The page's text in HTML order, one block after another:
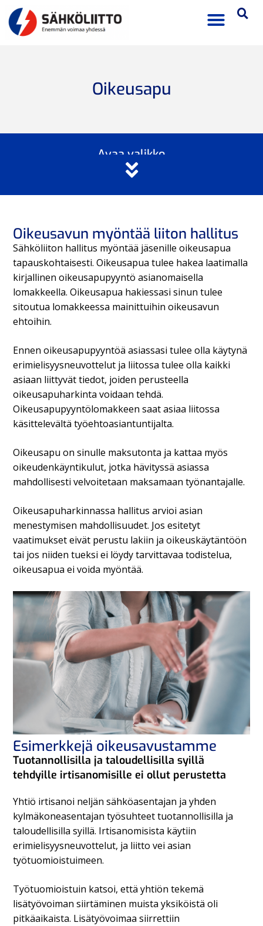
Oikeusapu
Avaa valikko
Oikeusavun myöntää liiton hallitus
Sähköliiton hallitus myöntää jäsenille oikeusapua
tapauskohtaisesti. Oikeusapua tulee hakea laatimalla
kirjallinen oikeusapupyyntö asianomaisella
lomakkeella. Oikeusapua hakiessasi sinun tulee
sitoutua lomakkeessa mainittuihin oikeusavun
ehtoihin.
Ennen oikeusapupyyntöä asiassasi tulee olla käytynä
erimielisyysneuvottelut ja liitossa tulee olla kaikki
asiaan liittyvät tiedot, joiden perusteella
oikeusapuharkinta voidaan tehdä.
Oikeusapupyyntölomakkeen saat asiaa liitossa
käsittelevältä työehtoasiantuntijalta.
Oikeusapu on sinulle maksutonta ja kattaa myös
oikeudenkäyntikulut, jotka hävityssä asiassa
mahdollisesti velvoitetaan maksamaan työnantajalle.
Oikeusapuharkinnassa hallitus arvioi asian
menestymisen mahdollisuudet. Jos esitetyt
vaatimukset eivät perustu lakiin ja oikeuskäytäntöön
tai jos niiden tueksi ei löydy tarvittavaa todistelua,
oikeusapua ei voida myöntää.
Esimerkkejä oikeusavustamme
Tuotannollisilla ja taloudellisilla syillä
tehdyille irtisanomisille ei ollut perustetta
Yhtiö irtisanoi neljän sähköasentajan ja yhden
kylmäkoneasentajan työsuhteet tuotannollisilla ja
taloudellisilla syillä. Irtisanomisista käytiin
erimielisyysneuvottelut, ja liitto vei asian
työtuomioistuimeen.
Työtuomioistuin katsoi, että yhtiön tekemä
lisätyövoiman siirtäminen muista yksiköistä oli
pitkäaikaista. Lisätyövoimaa siirrettiin